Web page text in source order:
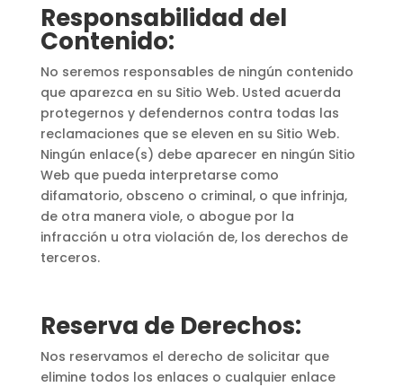
Responsabilidad del
Contenido:
No seremos responsables de ningún contenido
que aparezca en su Sitio Web. Usted acuerda
protegernos y defendernos contra todas las
reclamaciones que se eleven en su Sitio Web.
Ningún enlace(s) debe aparecer en ningún Sitio
Web que pueda interpretarse como
difamatorio, obsceno o criminal, o que infrinja,
de otra manera viole, o abogue por la
infracción u otra violación de, los derechos de
terceros.
Reserva de Derechos:
Nos reservamos el derecho de solicitar que
elimine todos los enlaces o cualquier enlace